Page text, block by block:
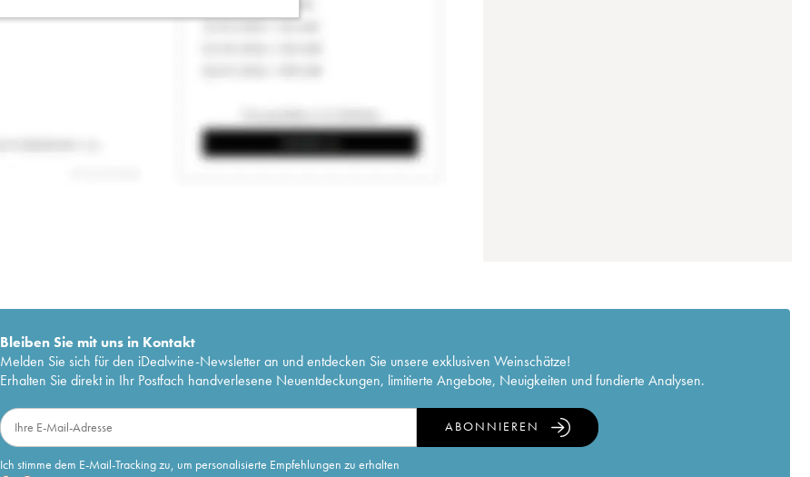
Bleiben Sie mit uns in Kontakt
Melden Sie sich für den iDealwine-Newsletter an und entdecken Sie unsere exklusiven Weinschätze!
Erhalten Sie direkt in Ihr Postfach handverlesene Neuentdeckungen, limitierte Angebote, Neuigkeiten und fundierte Analysen.
Ich stimme dem E-Mail-Tracking zu, um personalisierte Empfehlungen zu erhalten
ABONNIEREN